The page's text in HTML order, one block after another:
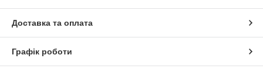
Доставка та оплата
Графік роботи